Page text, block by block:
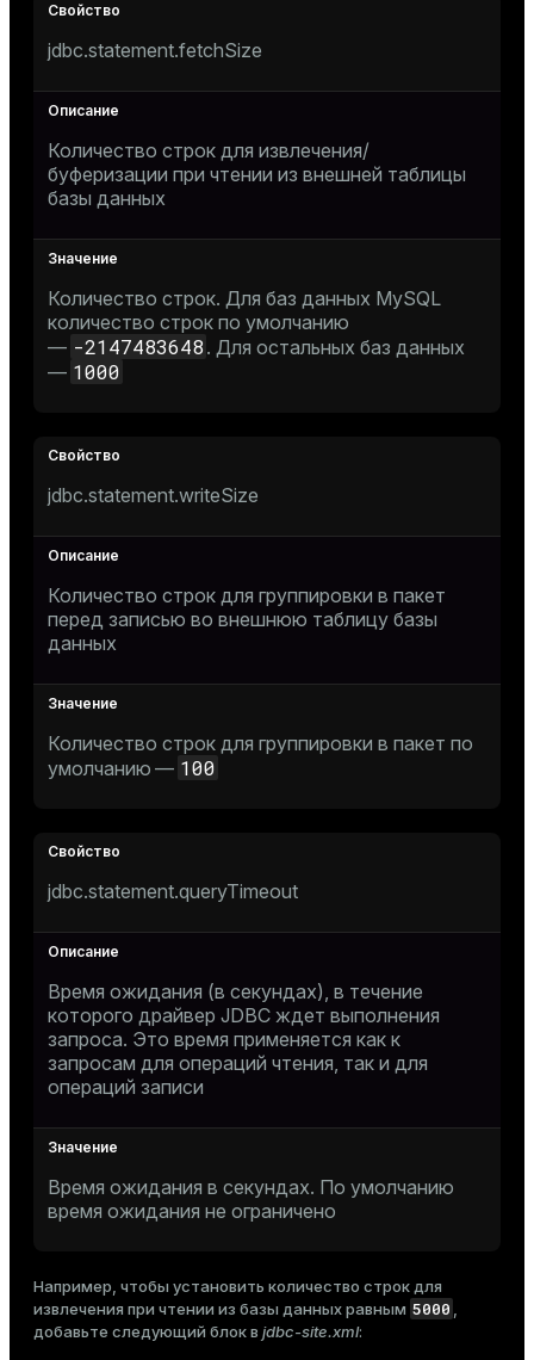
jdbc.statement.fetchSize
Количество строк для извлечения/
буферизации при чтении из внешней таблицы
базы данных
Количество строк. Для баз данных MySQL
количество строк по умолчанию
— -2147483648 . Для остальных баз данных
— 1000
jdbc.statement.writeSize
Количество строк для группировки в пакет
перед записью во внешнюю таблицу базы
данных
Количество строк для группировки в пакет по
умолчанию — 100
jdbc.statement.queryTimeout
Время ожидания (в секундах), в течение
которого драйвер JDBC ждет выполнения
запроса. Это время применяется как к
запросам для операций чтения, так и для
операций записи
Время ожидания в секундах. По умолчанию
время ожидания не ограничено
Например, чтобы установить количество строк для
извлечения при чтении из базы данных равным 5000 ,
добавьте следующий блок в jdbc-site.xml: